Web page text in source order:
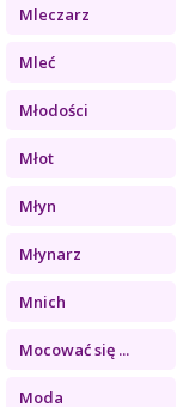
Mleczarz
Mleć
Młodości
Młot
Młyn
Młynarz
Mnich
Mocować się ...
Moda